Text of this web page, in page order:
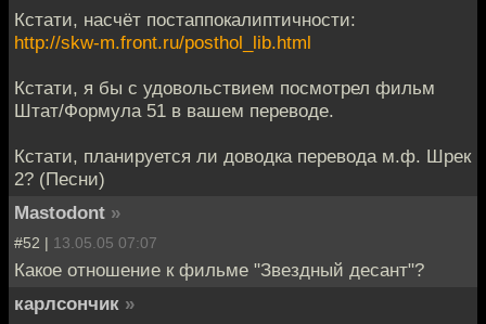
Кстати, насчёт постаппокалиптичности:
http://skw-m.front.ru/posthol_lib.html
Кстати, я бы с удовольствием посмотрел фильм
Штат/Формула 51 в вашем переводе.
Кстати, планируется ли доводка перевода м.ф. Шрек
2? (Песни)
Mastodont »
#52 | 13.05.05 07:07
Какое отношение к фильме "Звездный десант"?
карлсончик »